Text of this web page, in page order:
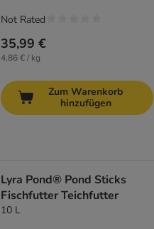
35,99 €
4,86 € / kg
Not Rated
Zum Warenkorb
hinzufügen
Lyra Pond® Pond Sticks
Fischfutter Teichfutter
10 L